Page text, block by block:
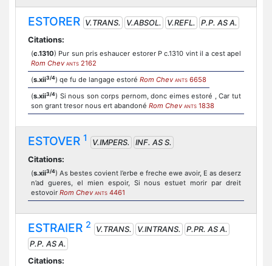
ESTORER V.TRANS. V.ABSOL. V.REFL.
P.P. AS A.
Citations:
(c.1310) Pur sun pris eshaucer estorer P c.1310 vint il a cest apel
Rom Chev ANTS 2162
(s.xii3/4) qe fu de langage estoré Rom Chev ANTS 6658
(s.xii3/4) Si nous son corps pernom, donc eimes estoré , Car tut
son grant tresor nous ert abandoné Rom Chev ANTS 1838
ESTOVER 1 V.IMPERS.
INF. AS S.
Citations:
(s.xii3/4) As bestes covient l’erbe e freche ewe avoir, E as deserz
n’ad gueres, el mien espoir, Si nous estuet morir par dreit
estovoir Rom Chev ANTS 4461
ESTRAIER 2 V.TRANS. V.INTRANS.
P.PR. AS A.
P.P. AS A.
Citations: